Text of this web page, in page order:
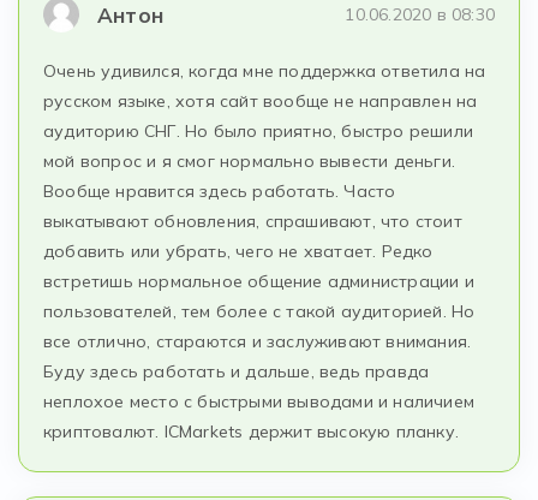
Антон 10.06.2020 в 08:30
Очень удивился, когда мне поддержка ответила на
русском языке, хотя сайт вообще не направлен на
аудиторию СНГ. Но было приятно, быстро решили
мой вопрос и я смог нормально вывести деньги.
Вообще нравится здесь работать. Часто
выкатывают обновления, спрашивают, что стоит
добавить или убрать, чего не хватает. Редко
встретишь нормальное общение администрации и
пользователей, тем более с такой аудиторией. Но
все отлично, стараются и заслуживают внимания.
Буду здесь работать и дальше, ведь правда
неплохое место с быстрыми выводами и наличием
криптовалют. ICMarkets держит высокую планку.